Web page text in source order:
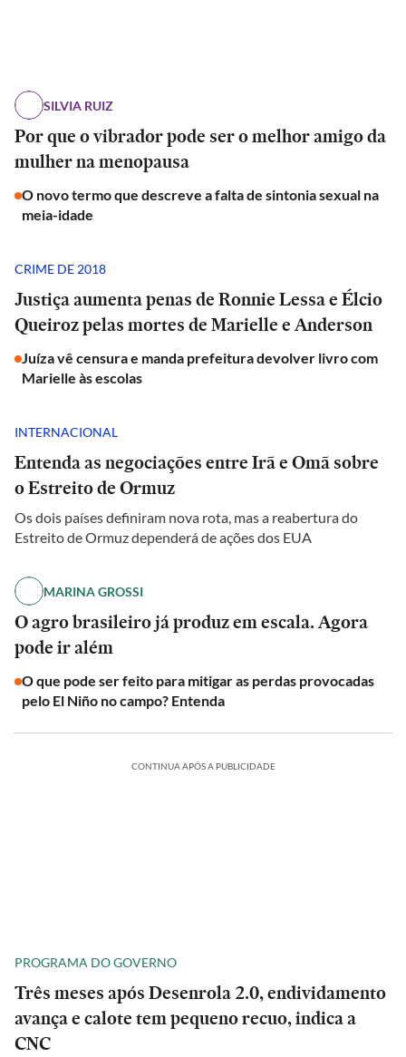
SILVIA RUIZ
Por que o vibrador pode ser o melhor amigo da
mulher na menopausa
O novo termo que descreve a falta de sintonia sexual na
meia-idade
CRIME DE 2018
Justiça aumenta penas de Ronnie Lessa e Élcio
Queiroz pelas mortes de Marielle e Anderson
Juíza vê censura e manda prefeitura devolver livro com
Marielle às escolas
INTERNACIONAL
Entenda as negociações entre Irã e Omã sobre
o Estreito de Ormuz
Os dois países definiram nova rota, mas a reabertura do
Estreito de Ormuz dependerá de ações dos EUA
MARINA GROSSI
O agro brasileiro já produz em escala. Agora
pode ir além
O que pode ser feito para mitigar as perdas provocadas
pelo El Niño no campo? Entenda
CONTINUA APÓS A PUBLICIDADE
PROGRAMA DO GOVERNO
Três meses após Desenrola 2.0, endividamento
avança e calote tem pequeno recuo, indica a
CNC